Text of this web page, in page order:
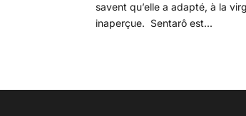
savent qu’elle a adapté, à la
inaperçue. Sentarô est...